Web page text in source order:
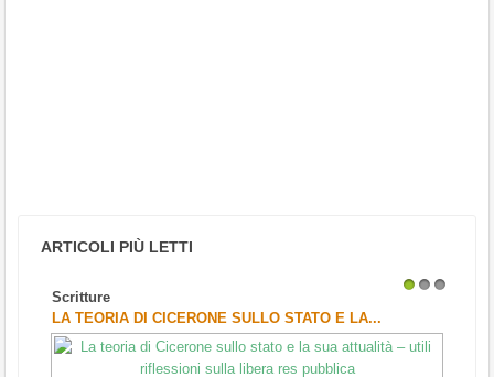
ARTICOLI PIÙ LETTI
Scritture
LA TEORIA DI CICERONE SULLO STATO E LA...